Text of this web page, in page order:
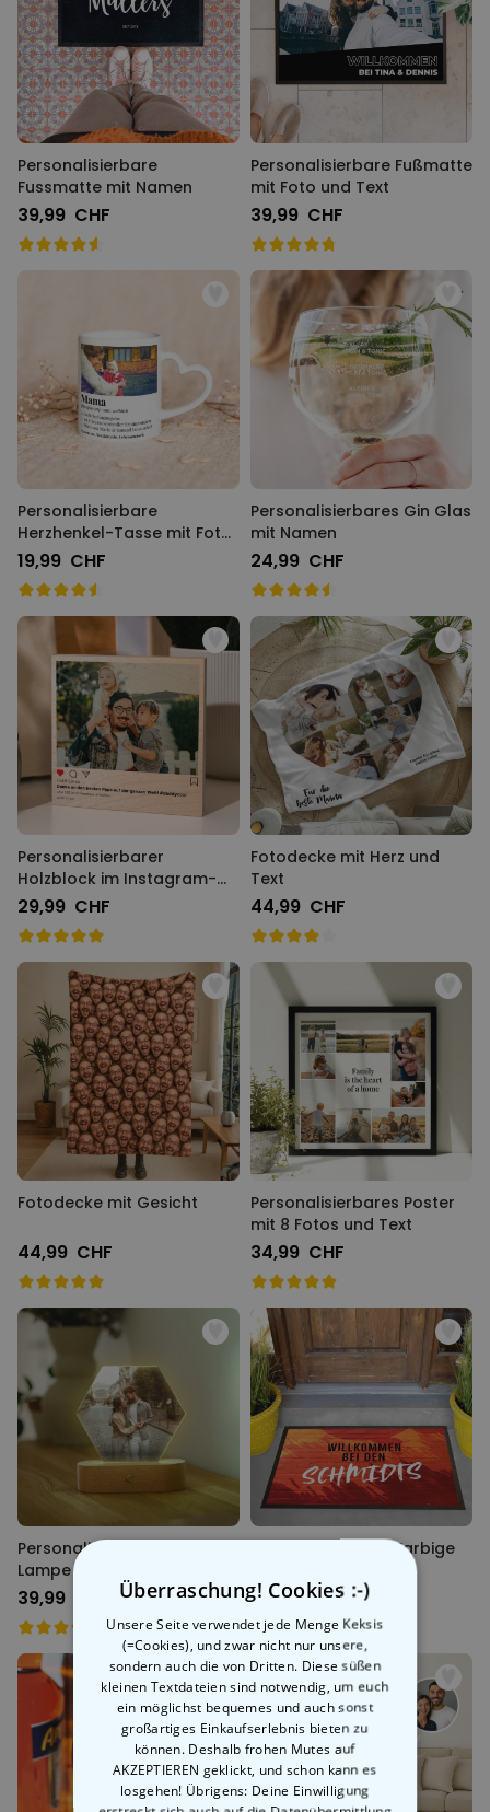
Personalisierbare
Fussmatte mit Namen
39,99 CHF
Personalisierbare Fußmatte
mit Foto und Text
39,99 CHF
Personalisierbare
Herzhenkel-Tasse mit Foto
und Definition
19,99 CHF
Personalisierbares Gin Glas
mit Namen
24,99 CHF
Personalisierbarer
Holzblock im Instagram-
Style
29,99 CHF
Fotodecke mit Herz und
Text
44,99 CHF
Fotodecke mit Gesicht
44,99 CHF
Personalisierbares Poster
mit 8 Fotos und Text
34,99 CHF
Personalisierbare LED-
Lampe mit Foto
39,99 CHF
Personalisierbare Farbige
39,99 CHF
Überraschung! Cookies :-)
Unsere Seite verwendet jede Menge Keksis
(=Cookies), und zwar nicht nur unsere,
sondern auch die von Dritten. Diese süßen
kleinen Textdateien sind notwendig, um euch
ein möglichst bequemes und auch sonst
großartiges Einkaufserlebnis bieten zu
können. Deshalb frohen Mutes auf
AKZEPTIEREN geklickt, und schon kann es
losgehen! Übrigens: Deine Einwilligung